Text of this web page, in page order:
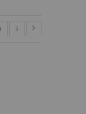
5